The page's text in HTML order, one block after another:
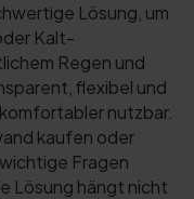
Lösung, um
Kalt-
Regen und
flexibel und
nutzbar.
kaufen oder
Fragen
Lösung hängt nicht